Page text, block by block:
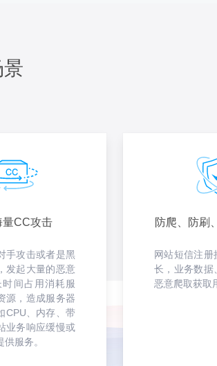
量CC攻击
手攻击或者是黑
发起大量的恶意
间占用消耗服
源，造成服务器
CPU、内存、带
业务响应缓慢或
服务。
防爬、防刷
网站短信注
长，业务数据
恶意爬取获取